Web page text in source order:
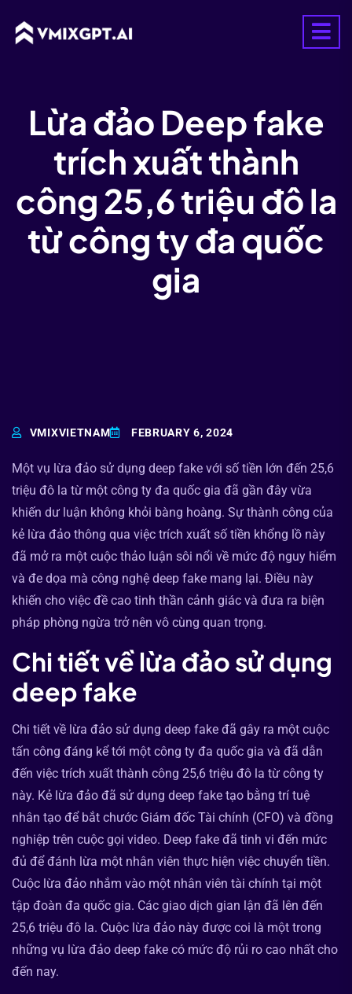
Lừa đảo Deep fake
trích xuất thành
công 25,6 triệu đô la
từ công ty đa quốc
gia
VMIXVIETNAM FEBRUARY 6, 2024
Một vụ lừa đảo sử dụng deep fake với số tiền lớn đến 25,6
triệu đô la từ một công ty đa quốc gia đã gần đây vừa
khiến dư luận không khỏi bàng hoàng. Sự thành công của
kẻ lừa đảo thông qua việc trích xuất số tiền khổng lồ này
đã mở ra một cuộc thảo luận sôi nổi về mức độ nguy hiểm
và đe dọa mà công nghệ deep fake mang lại. Điều này
khiến cho việc đề cao tinh thần cảnh giác và đưa ra biện
pháp phòng ngừa trở nên vô cùng quan trọng.
Chi tiết về lừa đảo sử dụng
deep fake
Chi tiết về lừa đảo sử dụng deep fake đã gây ra một cuộc
tấn công đáng kể tới một công ty đa quốc gia và đã dẫn
đến việc trích xuất thành công 25,6 triệu đô la từ công ty
này. Kẻ lừa đảo đã sử dụng deep fake tạo bằng trí tuệ
nhân tạo để bắt chước Giám đốc Tài chính (CFO) và đồng
nghiệp trên cuộc gọi video. Deep fake đã tinh vi đến mức
đủ để đánh lừa một nhân viên thực hiện việc chuyển tiền.
Cuộc lừa đảo nhắm vào một nhân viên tài chính tại một
tập đoàn đa quốc gia. Các giao dịch gian lận đã lên đến
25,6 triệu đô la. Cuộc lừa đảo này được coi là một trong
những vụ lừa đảo deep fake có mức độ rủi ro cao nhất cho
đến nay.